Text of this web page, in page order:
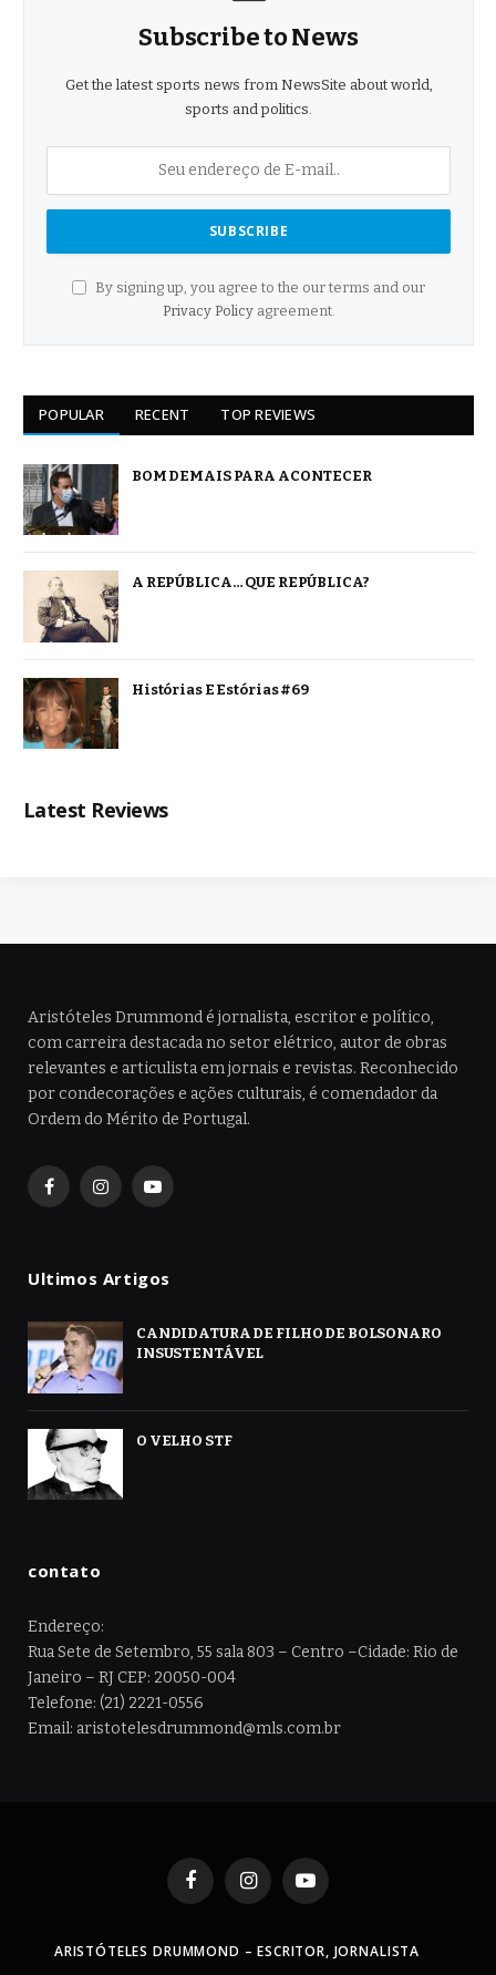
Subscribe to News
Get the latest sports news from NewsSite about world,
sports and politics.
By signing up, you agree to the our terms and our
Privacy Policyagreement.
POPULAR RECENT TOP REVIEWS
BOM DEMAIS PARA ACONTECER
A REPÚBLICA… QUE REPÚBLICA?
Histórias E Estórias #69
Latest Reviews
Aristóteles Drummond é jornalista, escritor e político,
com carreira destacada no setor elétrico, autor de obras
relevantes e articulista em jornais e revistas. Reconhecido
por condecorações e ações culturais, é comendador da
Ordem do Mérito de Portugal.
FacebookInstagramYouTube
Ultimos Artigos
CANDIDATURA DE FILHO DE BOLSONARO
INSUSTENTÁVEL
O VELHO STF
contato
Endereço:
Rua Sete de Setembro, 55 sala 803 – Centro –Cidade: Rio de
Janeiro – RJ CEP: 20050-004
Telefone: (21) 2221-0556
Email: aristotelesdrummond@mls.com.br
FacebookInstagramYouTube
ARISTÓTELES DRUMMOND – ESCRITOR, JORNALISTA